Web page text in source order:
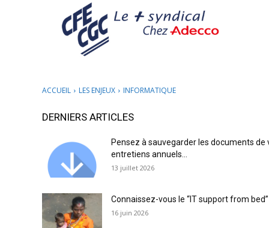
ACCUEIL LES ENJEUX INFORMATIQUE
DERNIERS ARTICLES
Pensez à sauvegarder les documents de
entretiens annuels…
13 juillet 2026
Connaissez-vous le “IT support from bed”
16 juin 2026